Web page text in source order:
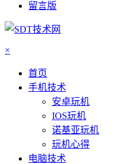
留言版
×
首页
手机技术
安卓玩机
IOS玩机
诺基亚玩机
玩机心得
电脑技术